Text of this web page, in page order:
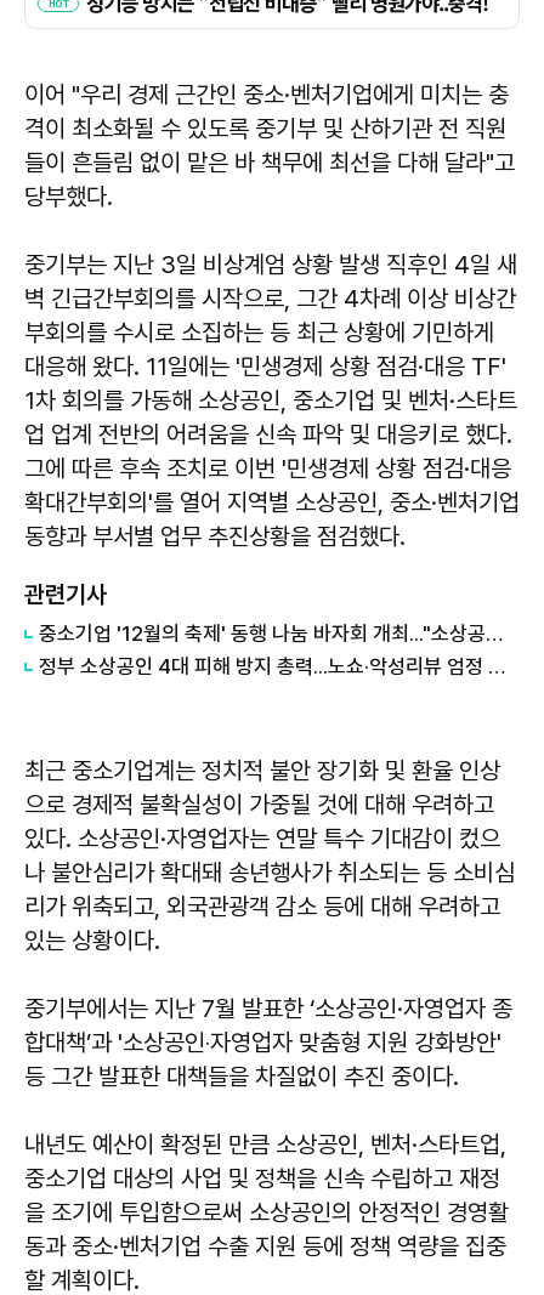
이어 "우리 경제 근간인 중소·벤처기업에게 미치는 충
격이 최소화될 수 있도록 중기부 및 산하기관 전 직원
들이 흔들림 없이 맡은 바 책무에 최선을 다해 달라"고
당부했다.
중기부는 지난 3일 비상계엄 상황 발생 직후인 4일 새
벽 긴급간부회의를 시작으로, 그간 4차례 이상 비상간
부회의를 수시로 소집하는 등 최근 상황에 기민하게
대응해 왔다. 11일에는 '민생경제 상황 점검·대응 TF'
1차 회의를 가동해 소상공인, 중소기업 및 벤처·스타트
업 업계 전반의 어려움을 신속 파악 및 대응키로 했다.
그에 따른 후속 조치로 이번 '민생경제 상황 점검·대응
확대간부회의'를 열어 지역별 소상공인, 중소·벤처기업
동향과 부서별 업무 추진상황을 점검했다.
관련기사
중소기업 '12월의 축제' 동행 나눔 바자회 개최..."소상공인 판로 넓힌다"
정부 소상공인 4대 피해 방지 총력...노쇼·악성리뷰 엄정 수사한다
최근 중소기업계는 정치적 불안 장기화 및 환율 인상
으로 경제적 불확실성이 가중될 것에 대해 우려하고
있다. 소상공인·자영업자는 연말 특수 기대감이 컸으
나 불안심리가 확대돼 송년행사가 취소되는 등 소비심
리가 위축되고, 외국관광객 감소 등에 대해 우려하고
있는 상황이다.
중기부에서는 지난 7월 발표한 ‘소상공인·자영업자 종
합대책’과 '소상공인‧자영업자 맞춤형 지원 강화방안'
등 그간 발표한 대책들을 차질없이 추진 중이다.
내년도 예산이 확정된 만큼 소상공인, 벤처·스타트업,
중소기업 대상의 사업 및 정책을 신속 수립하고 재정
을 조기에 투입함으로써 소상공인의 안정적인 경영활
동과 중소·벤처기업 수출 지원 등에 정책 역량을 집중
할 계획이다.